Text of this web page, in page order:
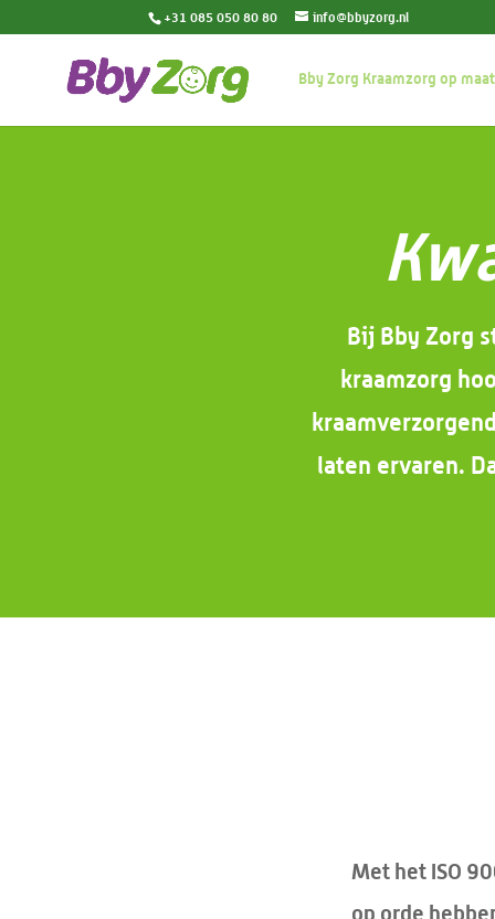
+31 085 050 80 80 info@bbyzorg.nl
Bby Zorg Kraamzorg op maat
Bij Bby Zorg
kraamzorg
laten ervaren.
Met het ISO
op orde